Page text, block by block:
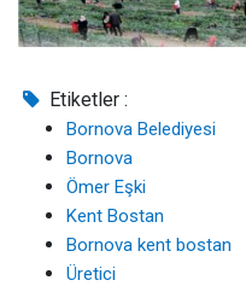
Etiketler :
Bornova Belediyesi
Bornova
Ömer Eşki
Kent Bostan
Bornova kent bostan
Üretici